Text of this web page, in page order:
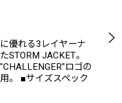
優れる3レイヤーナ
STORM JACKET。
ロゴの
。 ■サイズスペック